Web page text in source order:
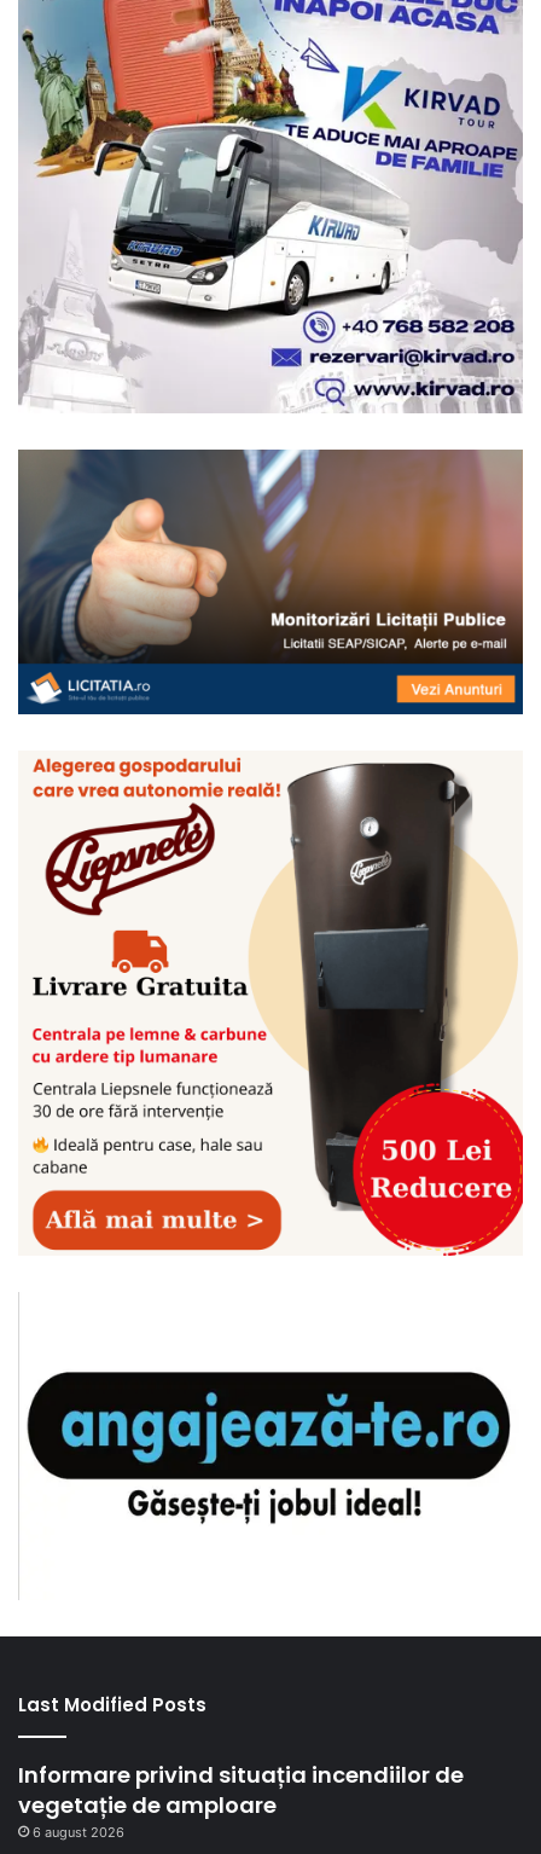
Last Modified Posts
Informare privind situația incendiilor de
vegetație de amploare
6 august 2026